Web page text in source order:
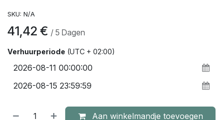
SKU: N/A
41,42 € / 5 Dagen
Verhuurperiode (UTC + 02:00)
Aan winkelmandje toevoegen